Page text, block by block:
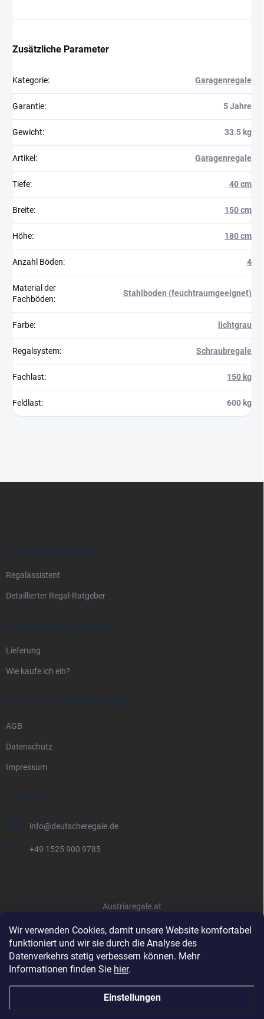
Wir verwenden Cookies, damit unsere Website komfortabel
funktioniert und wir sie durch die Analyse des
Datenverkehrs stetig verbessern können. Mehr
Informationen finden Sie hier.
Einstellungen
Zusätzliche Parameter
Kategorie: Garagenregale
Garantie: 5 Jahre
Gewicht: 33.5 kg
Artikel : Garagenregale
Tiefe: 40 cm
Breite: 150 cm
Höhe: 180 cm
Anzahl Böden: 4
Material der
Fachböden:
Stahlboden (feuchtraumgeeignet)
Farbe: lichtgrau
Regalsystem: Schraubregale
Fachlast: 150 kg
Feldlast: 600 kg
ALLES ÜBER REGALE
Regalassistent
Detaillierter Regal-Ratgeber
VERSAND UND ZAHLUNG
Lieferung
Wie kaufe ich ein?
RECHTLICHE INFORMATIONEN
AGB
Datenschutz
Impressum
KONTAKT
info@deutscheregale.de
+49 1525 900 9785
Austriaregale.at